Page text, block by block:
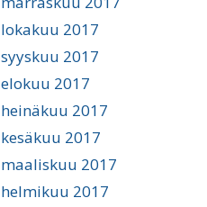
lokakuu 2017
syyskuu 2017
elokuu 2017
heinäkuu 2017
kesäkuu 2017
maaliskuu 2017
helmikuu 2017